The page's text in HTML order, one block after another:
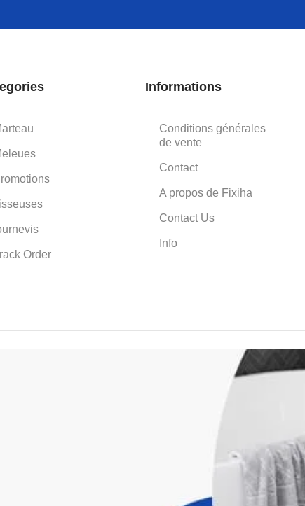
Order
Informations
Conditions générales
de vente
Contact
A propos de Fixiha
Contact Us
Info